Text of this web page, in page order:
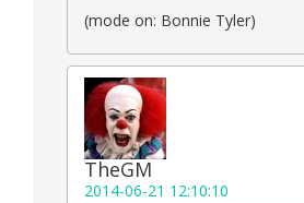
(mode on: Bonnie Tyler)
TheGM
2014-06-21 12:10:10